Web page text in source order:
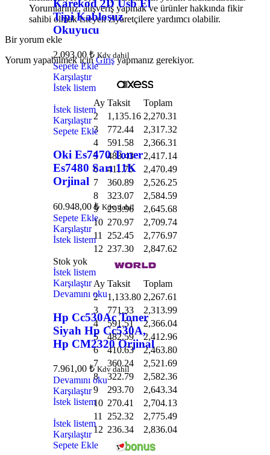
Karekod 2D Usb El
Tipi Kablosuz
Okuyucu
2.093,00₺ Kdv dahil
Sepete Ekle
Karşılaştır
İstek listem
İstek listem
Karşılaştır
Sepete Ekle
Oki Es7470 Toner
Es7480 Sarı 11K
Orjinal
60.948,00₺ Kdv dahil
Sepete Ekle
Karşılaştır
İstek listem
Stok yok
İstek listem
Karşılaştır
Devamını oku
Hp Cc530Ac Toner
Siyah Hp Cc530A,
Hp CM2320 Orjinal
7.961,00 ₺ Kdv dahil
Devamını oku
Karşılaştır
İstek listem
İstek listem
Karşılaştır
Sepete Ekle
Yorumlarınız, alışveriş yapmak ve ürünler hakkında fikir
sahibi olmak isteyen ziyaretçilere yardımcı olabilir.
Bir yorum ekle
Yorum yapabilmek içinGirişyapmanız gerekiyor.
Ay Taksit
Toplam
2
1,135.16 2,270.31
3
772.44
2,317.32
4
591.58
2,366.31
5
483.43
2,417.14
6
411.75
2,470.49
7
360.89
2,526.25
8
323.07
2,584.59
9
293.96
2,645.68
10 270.97
2,709.74
11
252.45
2,776.97
12 237.30 2,847.62
Ay Taksit
Toplam
2
1,133.80 2,267.61
3
771.33
2,313.99
4
591.51
2,366.04
5
482.59
2,412.96
6
410.63
2,463.80
7
360.24
2,521.69
8
322.79
2,582.36
9
293.70
2,643.34
10 270.41
2,704.13
11
252.32
2,775.49
12 236.34 2,836.04